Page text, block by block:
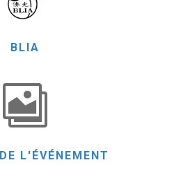
BLIA

L'ÉVÉNEMENT